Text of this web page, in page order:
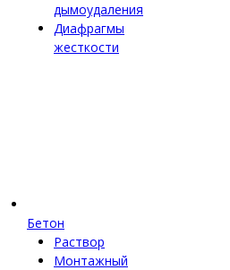
дымоудаления
Диафрагмы
жесткости
Бетон
Раствор
Монтажный